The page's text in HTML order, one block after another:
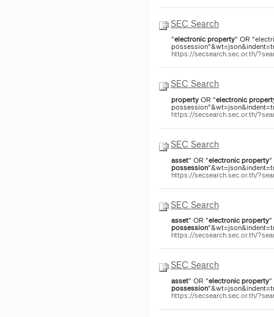
SEC Search
"electronicproperty" OR
https://secsearch.sec.or.th/
SEC Search
propertyOR "electronic
https://secsearch.sec.or.th/
SEC Search
asset" OR "electronicproperty"
possession
https://secsearch.sec.or.th/
SEC Search
asset" OR "electronicproperty"
possession
https://secsearch.sec.or.th/
SEC Search
asset" OR "electronicproperty"
possession
https://secsearch.sec.or.th/